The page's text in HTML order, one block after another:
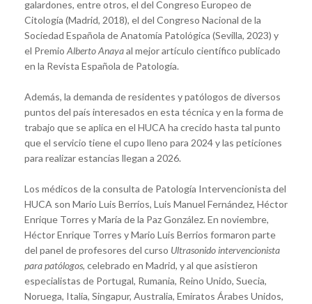
galardones, entre otros, el del Congreso Europeo de
Citología (Madrid, 2018), el del Congreso Nacional de la
Sociedad Española de Anatomía Patológica (Sevilla, 2023) y
el Premio Alberto Anayaal mejor artículo científico publicado
en la Revista Española de Patología.
Además, la demanda de residentes y patólogos de diversos
puntos del país interesados en esta técnica y en la forma de
trabajo que se aplica en el HUCA ha crecido hasta tal punto
que el servicio tiene el cupo lleno para 2024 y las peticiones
para realizar estancias llegan a 2026.
Los médicos de la consulta de Patología Intervencionista del
HUCA son Mario Luis Berríos, Luis Manuel Fernández, Héctor
Enrique Torres y María de la Paz González. En noviembre,
Héctor Enrique Torres y Mario Luis Berrios formaron parte
del panel de profesores del curso Ultrasonido intervencionista
para patólogos, celebrado en Madrid, y al que asistieron
especialistas de Portugal, Rumania, Reino Unido, Suecia,
Noruega, Italia, Singapur, Australia, Emiratos Árabes Unidos,